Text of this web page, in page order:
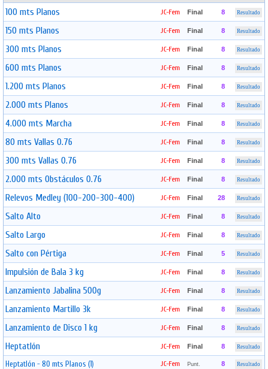
100 mts Planos JC-Fem Final 8 Resultado
150 mts Planos JC-Fem Final 8 Resultado
300 mts Planos JC-Fem Final 8 Resultado
600 mts Planos JC-Fem Final 8 Resultado
1.200 mts Planos JC-Fem Final 8 Resultado
2.000 mts Planos JC-Fem Final 8 Resultado
4.000 mts Marcha JC-Fem Final 8 Resultado
80 mts Vallas 0.76 JC-Fem Final 8 Resultado
300 mts Vallas 0.76 JC-Fem Final 8 Resultado
2.000 mts Obstáculos 0.76 JC-Fem Final 8 Resultado
Relevos Medley (100-200-300-400) JC-Fem Final 28 Resultado
Salto Alto JC-Fem Final 8 Resultado
Salto Largo JC-Fem Final 8 Resultado
Salto con Pértiga JC-Fem Final 5 Resultado
Impulsión de Bala 3 kg JC-Fem Final 8 Resultado
Lanzamiento Jabalina 500g JC-Fem Final 8 Resultado
Lanzamiento Martillo 3k JC-Fem Final 8 Resultado
Lanzamiento de Disco 1 kg JC-Fem Final 8 Resultado
Heptatlón JC-Fem Final 8 Resultado
Heptatlón - 80 mts Planos (1) JC-Fem Punt. 8 Resultado